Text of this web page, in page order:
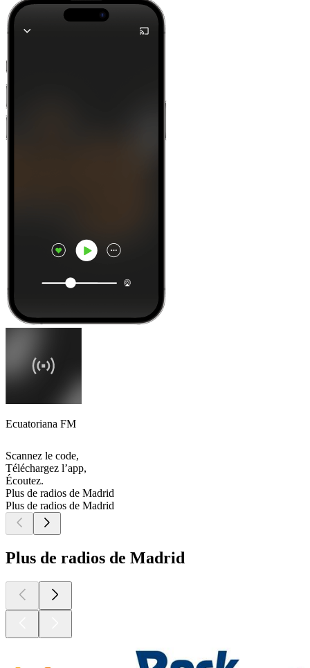
Ecuatoriana FM
Scannez le code,
Téléchargez l’app,
Écoutez.
Plus de radios de Madrid
Plus de radios de Madrid
Plus de radios de Madrid